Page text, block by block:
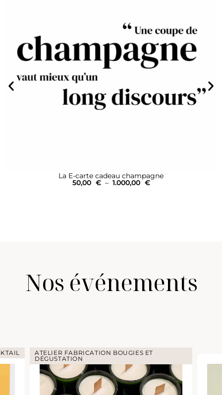
La E-carte cadeau champagne
50,00 € – 1.000,00 €
Nos événements
ATELIER FABRICATION BOUGIES ET
DÉGUSTATION